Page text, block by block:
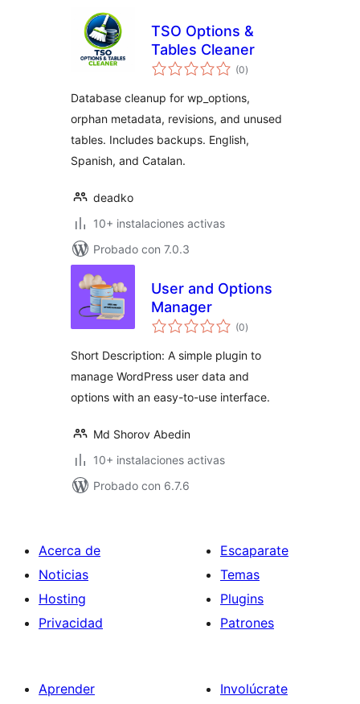
TSO Options &
Tables Cleaner
(0total
de
)
Database cleanup for wp_options,
orphan metadata, revisions, and unused
tables. Includes backups. English,
Spanish, and Catalan.
deadko
10+ instalaciones activas
Probado con 7.0.3
User and Options
Manager
(0total
de
)
Short Description: A simple plugin to
manage WordPress user data and
options with an easy-to-use interface.
Md Shorov Abedin
10+ instalaciones activas
Probado con 6.7.6
Acerca de
Noticias
Hosting
Privacidad
Escaparate
Temas
Plugins
Patrones
Aprender
Involúcrate